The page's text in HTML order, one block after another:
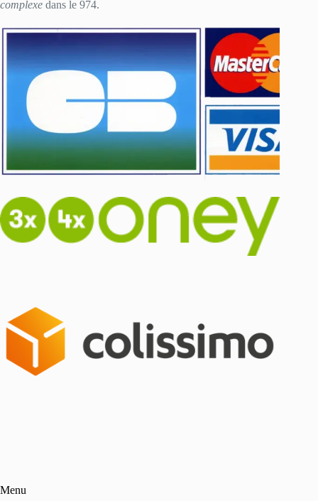
complexe dans le 974.
Menu